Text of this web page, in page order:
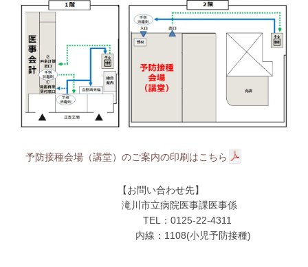
予防接種会場（講堂）のご案内の印刷はこちら
【お問い合わせ先】
滝川市立病院医事課医事係
TEL：0125-22-4311
内線：1108(小児予防接種)